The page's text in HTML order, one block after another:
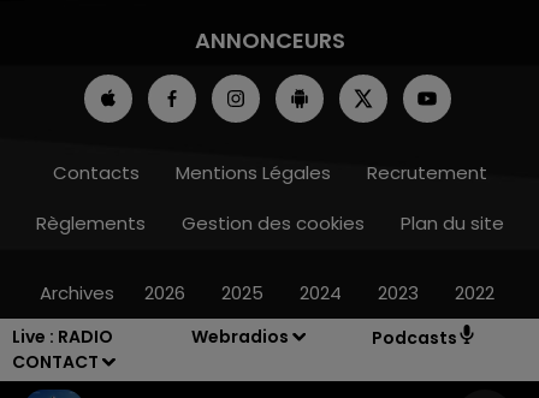
Live : RADIO
CONTACT
Webradios Podcasts
ANNONCEURS
Contacts Mentions Légales
Recrutement
Règlements
Gestion des cookies Plan du site
Archives 2026 2025 2024 2023 2022